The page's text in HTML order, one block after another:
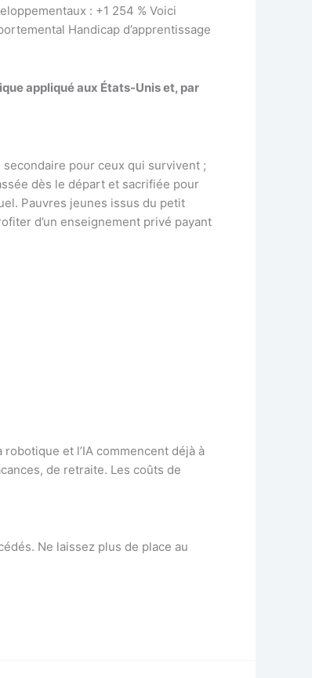
: +1 254 % Voici
Handicap d’apprentissage
appliqué aux États-Unis et, par
pour ceux qui survivent ;
dès le départ et sacrifiée pour
Pauvres jeunes issus du petit
d’un enseignement privé payant
et l’IA commencent déjà à
de retraite. Les coûts de
Ne laissez plus de place au